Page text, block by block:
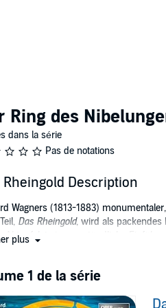
Ring des
dans la série
Pas de notations
Rheingold Description
Wagners (1813-1883)
Das Rheingold, wird als packendes
Akt erfolgt eine verständliche
mit dessen Hilfe er sein Volk,
scheint Wotan ein gutes
plus
1 de la série